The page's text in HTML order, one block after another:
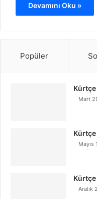
Devamını Oku »
Popüler
Mart
Mayıs
Aralık